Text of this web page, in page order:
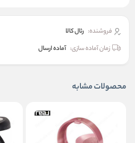
فروشنده: رئال كالا
زمان آماده سازی: آماده ارسال
محصولات مشابه